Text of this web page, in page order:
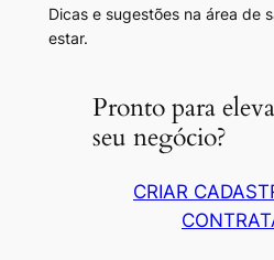
Dicas e sugestões na área de
estar.
Pronto para
seu negócio?
CRIAR